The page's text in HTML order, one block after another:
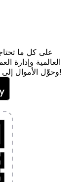
العالمية وإدارة
وحوِّل الأموال إلى الخارج بدون رسوم خفية. قم بالتحميل اليوم!